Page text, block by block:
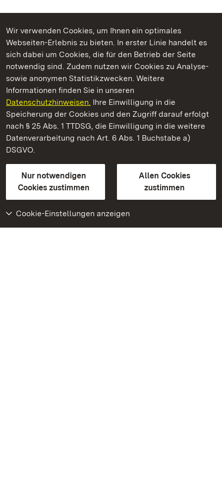
Wir verwenden Cookies, um Ihnen ein optimales
Webseiten-Erlebnis zu bieten. In erster Linie handelt es
sich dabei um Cookies, die für den Betrieb der Seite
notwendig sind. Zudem nutzen wir Cookies zu Analyse-
sowie anonymen Statistikzwecken. Weitere
Informationen finden Sie in unseren
Datenschutzhinweisen. Ihre Einwilligung in die
Speicherung der Cookies und den Zugriff darauf erfolgt
nach § 25 Abs. 1 TTDSG, die Einwilligung in die weitere
Datenverarbeitung nach Art. 6 Abs. 1 Buchstabe a)
DSGVO.
Nur notwendigen
Cookies zustimmen
Allen Cookies
zustimmen
Cookie-Einstellungen anzeigen
Kommen. Staunen. Genießen.
Staatliche Schlösser und Gärten Baden‑Württemberg
Staatliche Schlösser und Gärten Baden-Württemberg
Kontakt
GebärdenspracheLeichte Sprache
Erklärung zur Barrierefreiheit
BITV-konform (geprüfte Seiten)
Weiteres